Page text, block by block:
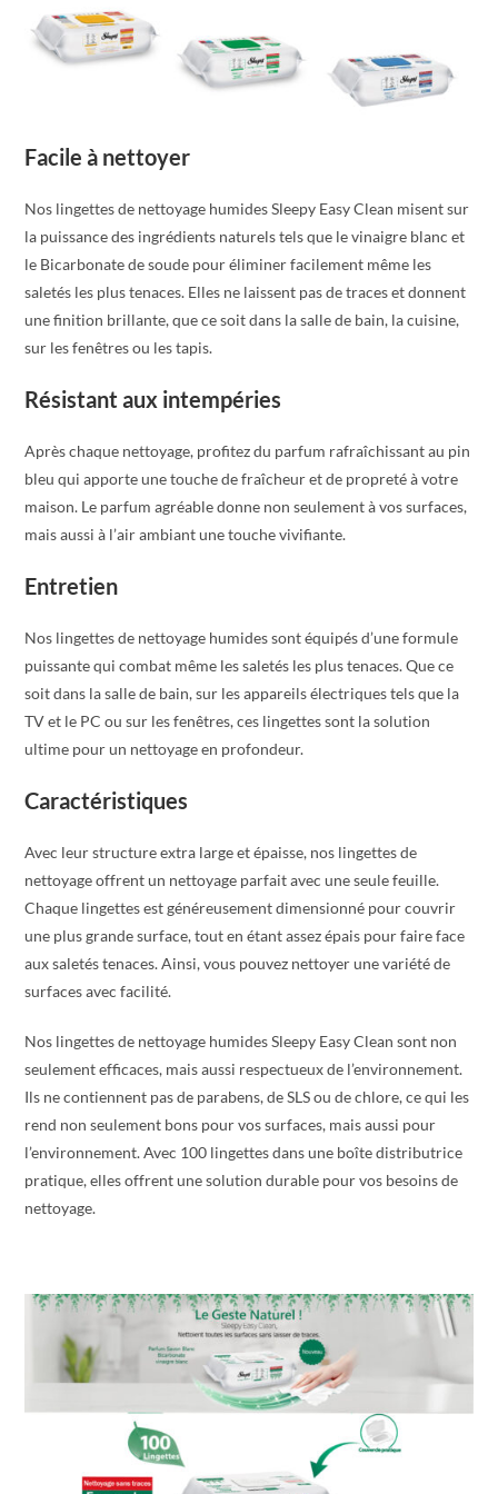
l'Eau
Facile à nettoyer
Nos lingettes de nettoyage humides Sleepy Easy Clean misent sur
la puissance des ingrédients naturels tels que le vinaigre blanc et
le Bicarbonate de soude pour éliminer facilement même les
saletés les plus tenaces. Elles ne laissent pas de traces et donnent
une finition brillante, que ce soit dans la salle de bain, la cuisine,
sur les fenêtres ou les tapis.
Résistant aux intempéries
Après chaque nettoyage, profitez du parfum rafraîchissant au pin
bleu qui apporte une touche de fraîcheur et de propreté à votre
maison. Le parfum agréable donne non seulement à vos surfaces,
mais aussi à l’air ambiant une touche vivifiante.
Entretien
Nos lingettes de nettoyage humides sont équipés d’une formule
puissante qui combat même les saletés les plus tenaces. Que ce
soit dans la salle de bain, sur les appareils électriques tels que la
TV et le PC ou sur les fenêtres, ces lingettes sont la solution
ultime pour un nettoyage en profondeur.
Caractéristiques
Avec leur structure extra large et épaisse, nos lingettes de
nettoyage offrent un nettoyage parfait avec une seule feuille.
Chaque lingettes est généreusement dimensionné pour couvrir
une plus grande surface, tout en étant assez épais pour faire face
aux saletés tenaces. Ainsi, vous pouvez nettoyer une variété de
surfaces avec facilité.
Nos lingettes de nettoyage humides Sleepy Easy Clean sont non
seulement efficaces, mais aussi respectueux de l’environnement.
Ils ne contiennent pas de parabens, de SLS ou de chlore, ce qui les
rend non seulement bons pour vos surfaces, mais aussi pour
l’environnement. Avec 100 lingettes dans une boîte distributrice
pratique, elles offrent une solution durable pour vos besoins de
nettoyage.